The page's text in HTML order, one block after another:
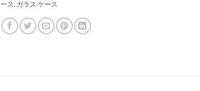
ース, ガラス ケース